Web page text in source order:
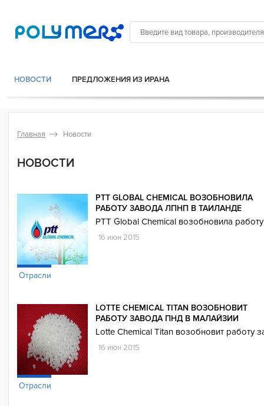
НОВОСТИ ПРЕДЛОЖЕНИЯ ИЗ ИРАНА
Главная Новости
НОВОСТИ
Отрасли
PTT GLOBAL CHEMICAL ВОЗОБНОВИЛА
РАБОТУ ЗАВОДА ЛПНП В ТАИЛАНДЕ
PTT Global Chemical возобновила
16 июн 2015
Отрасли
LOTTE CHEMICAL TITAN ВОЗОБНОВИТ
РАБОТУ ЗАВОДА ПНД В МАЛАЙЗИИ
Lotte Chemical Titan возобновит работу
16 июн 2015